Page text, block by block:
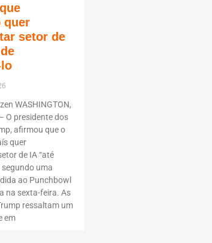
quer
setor de
WASHINGTON,
O presidente dos
afirmou que o
quer
de IA “até
segundo uma
ao Punchbowl
na sexta-feira. As
ressaltam um
em